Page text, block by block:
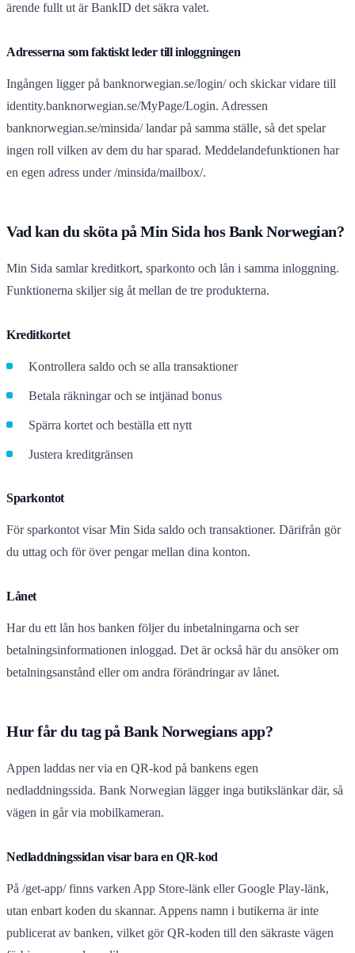
ärende fullt ut är BankID det säkra valet.
Adresserna som faktiskt leder till inloggningen
Ingången ligger på banknorwegian.se/login/ och skickar vidare till
identity.banknorwegian.se/MyPage/Login. Adressen
banknorwegian.se/minsida/ landar på samma ställe, så det spelar
ingen roll vilken av dem du har sparad. Meddelandefunktionen har
en egen adress under /minsida/mailbox/.
Vad kan du sköta på Min Sida hos Bank Norwegian?
Min Sida samlar kreditkort, sparkonto och lån i samma inloggning.
Funktionerna skiljer sig åt mellan de tre produkterna.
Kreditkortet
Kontrollera saldo och se alla transaktioner
Betala räkningar och se intjänad bonus
Spärra kortet och beställa ett nytt
Justera kreditgränsen
Sparkontot
För sparkontot visar Min Sida saldo och transaktioner. Därifrån gör
du uttag och för över pengar mellan dina konton.
Lånet
Har du ett lån hos banken följer du inbetalningarna och ser
betalningsinformationen inloggad. Det är också här du ansöker om
betalningsanstånd eller om andra förändringar av lånet.
Hur får du tag på Bank Norwegians app?
Appen laddas ner via en QR-kod på bankens egen
nedladdningssida. Bank Norwegian lägger inga butikslänkar där, så
vägen in går via mobilkameran.
Nedladdningssidan visar bara en QR-kod
På /get-app/ finns varken App Store-länk eller Google Play-länk,
utan enbart koden du skannar. Appens namn i butikerna är inte
publicerat av banken, vilket gör QR-koden till den säkraste vägen